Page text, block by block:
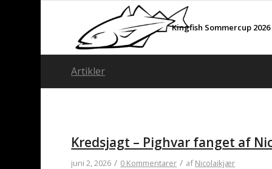
Kingfish Sommercup 2026
Artikler
Kredsjagt – Pighvar fanget af
juni 2, 2026 / 0 Kommentarer / afNicolaikjær